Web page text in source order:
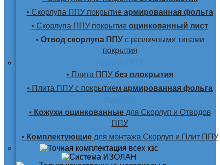
• Скорлупа ППУ покрытие армированная фольга
• Скорлупа ППУ покрытие оцинкованный лист
• Отвод скорлупа ППУс различными типами
покрытия
• Плита ППУ без плокрытия
• Плита ППУ с покрытием армированная фольга
• Кожухи оцинкованные для Скорлуп и Отводов
ППУ
• Комплектующие для монтажа Скорлуп и Плит ППУ